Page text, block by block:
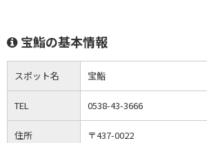
宝鮨の基本情報
スポット名 宝鮨
TEL 0538-43-3666
住所
〒437-0022